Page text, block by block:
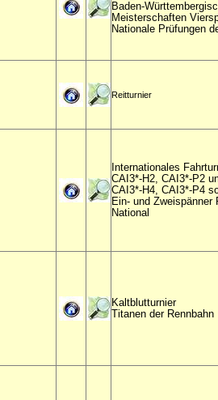
Baden-
Meisterschaften
Nationale Prüfungen
Reitturnier
Internationales
CAI3*-H2, CAI3*-P2
CAI3*-H4, CAI3*-P4
Ein- und Zweispänner
National
Kaltblutturnier
Titanen der Rennbahn